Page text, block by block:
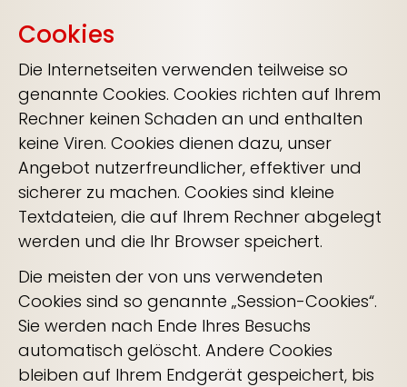
Cookies
Die Internetseiten verwenden teilweise so
genannte Cookies. Cookies richten auf Ihrem
Rechner keinen Schaden an und enthalten
keine Viren. Cookies dienen dazu, unser
Angebot nutzerfreundlicher, effektiver und
sicherer zu machen. Cookies sind kleine
Textdateien, die auf Ihrem Rechner abgelegt
werden und die Ihr Browser speichert.
Die meisten der von uns verwendeten
Cookies sind so genannte „Session-Cookies“.
Sie werden nach Ende Ihres Besuchs
automatisch gelöscht. Andere Cookies
bleiben auf Ihrem Endgerät gespeichert, bis